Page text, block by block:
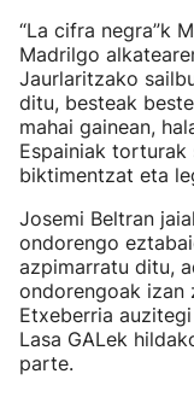
“La cifra negra”k
Madrilgo
Jaurlaritzako
ditu, besteak
mahai gainean,
Espainiak torturak
biktimentzat eta
Josemi Beltran
ondorengo
azpimarratu ditu,
ondorengoak izan
Etxeberria
Lasa GALek
parte.